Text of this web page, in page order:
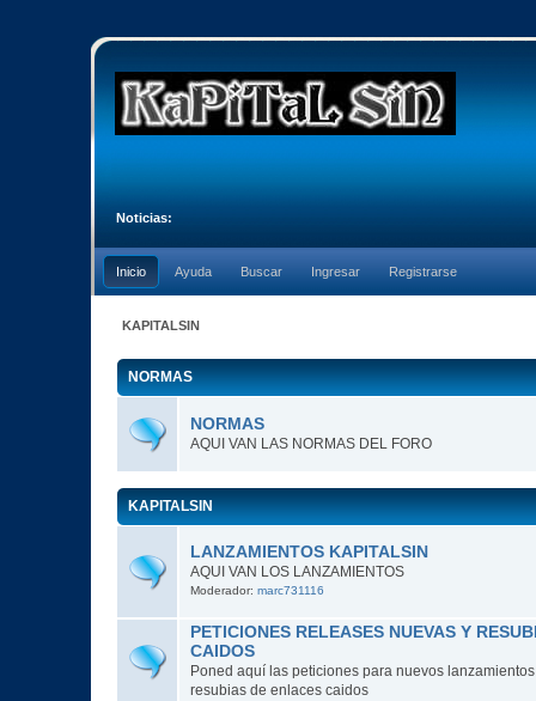
Noticias:
Inicio Ayuda Buscar Ingresar Registrarse
KAPITALSIN
NORMAS
NORMAS
AQUI VAN LAS NORMAS DEL FORO
KAPITALSIN
LANZAMIENTOS KAPITALSIN
AQUI VAN LOS LANZAMIENTOS
Moderador: marc731116
PETICIONES RELEASES NUEVAS Y
CAIDOS
Poned aquí las peticiones para nuevos
resubias de enlaces caidos